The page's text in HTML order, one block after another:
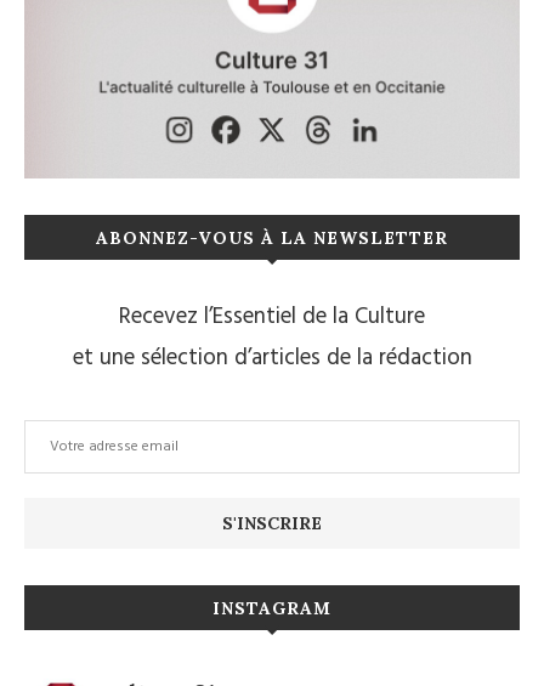
ABONNEZ-VOUS À LA NEWSLETTER
Recevez l’Essentiel de la Culture
et une sélection d’articles de la rédaction
INSTAGRAM